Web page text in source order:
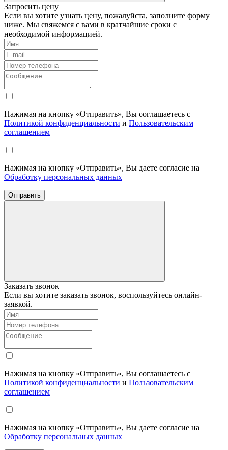
Запросить цену
Если вы хотите узнать цену, пожалуйста, заполните форму
ниже. Мы свяжемся с вами в кратчайшие сроки с
необходимой информацией.
Нажимая на кнопку «Отправить», Вы соглашаетесь с
Политикой конфиденциальности и Пользовательским
соглашением
Нажимая на кнопку «Отправить», Вы даете согласие на
Обработку персональных данных
Отправить
Заказать звонок
Если вы хотите заказать звонок, воспользуйтесь онлайн-
заявкой.
Нажимая на кнопку «Отправить», Вы соглашаетесь с
Политикой конфиденциальности и Пользовательским
соглашением
Нажимая на кнопку «Отправить», Вы даете согласие на
Обработку персональных данных